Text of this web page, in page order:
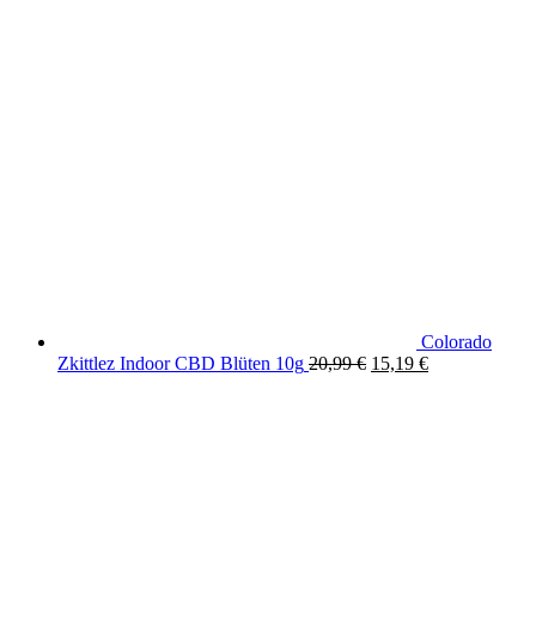
Colorado
Zkittlez Indoor CBD Blüten 10g 20,99€ Original
15,19 €Current